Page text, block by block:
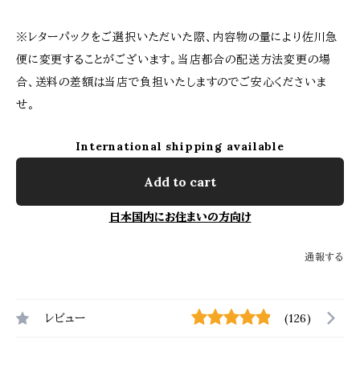
※レターパックをご選択いただいた際、内容物の量により佐川急
便に変更することがございます。当店都合の配送方法変更の場
合、送料の差額は当店で負担いたしますのでご安心くださいま
せ。
International shipping available
Add to cart
日本国内にお住まいの方向け
通報する
レビュー (126)